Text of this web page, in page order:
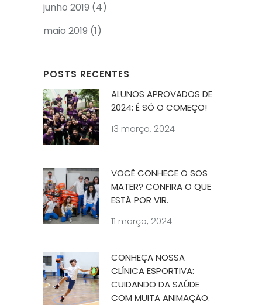
junho 2019 (4)
maio 2019 (1)
POSTS RECENTES
ALUNOS APROVADOS DE
2024: É SÓ O COMEÇO!
13 março, 2024
VOCÊ CONHECE O SOS
MATER? CONFIRA O QUE
ESTÁ POR VIR.
11 março, 2024
CONHEÇA NOSSA
CLÍNICA ESPORTIVA:
CUIDANDO DA SAÚDE
COM MUITA ANIMAÇÃO.